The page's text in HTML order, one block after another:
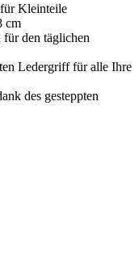
Kleinteile
cm
den täglichen
Ledergriff für alle Ihre
des gesteppten